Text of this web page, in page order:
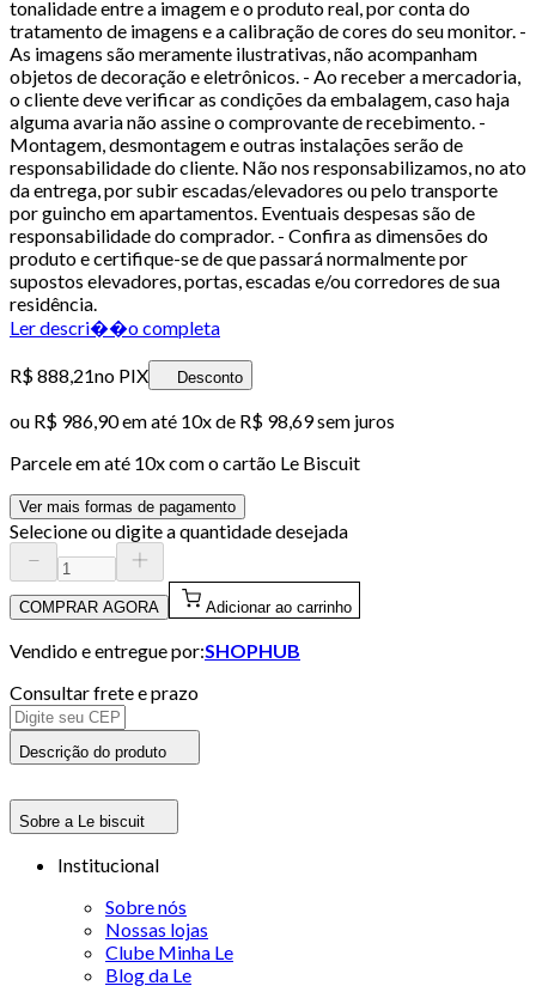
tonalidade entre a imagem e o produto real, por conta do
tratamento de imagens e a calibração de cores do seu monitor. -
As imagens são meramente ilustrativas, não acompanham
objetos de decoração e eletrônicos. - Ao receber a mercadoria,
o cliente deve verificar as condições da embalagem, caso haja
alguma avaria não assine o comprovante de recebimento. -
Montagem, desmontagem e outras instalações serão de
responsabilidade do cliente. Não nos responsabilizamos, no ato
da entrega, por subir escadas/elevadores ou pelo transporte
por guincho em apartamentos. Eventuais despesas são de
responsabilidade do comprador. - Confira as dimensões do
produto e certifique-se de que passará normalmente por
supostos elevadores, portas, escadas e/ou corredores de sua
residência.
Ler descri��o completa
R$ 888,21no PIX Desconto
ou R$ 986,90em até 10x de R$ 98,69 sem juros
Parcele em até 10x com o cartão Le Biscuit
Ver mais formas de pagamento
Selecione ou digite a quantidade desejada
COMPRAR AGORA Adicionar ao carrinho
Vendido e entregue por:SHOPHUB
Consultar frete e prazo
Descrição do produto
Sobre a Le biscuit
Institucional
Sobre nós
Nossas lojas
Clube Minha Le
Blog da Le